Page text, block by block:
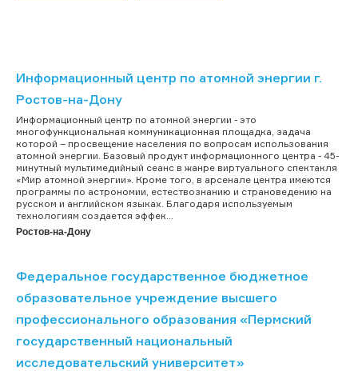
Информационный центр по атомной энергии г.
Ростов-на-Дону
Информационный центр по атомной энергии - это
многофункциональная коммуникационная площадка, задача
которой – просвещение населения по вопросам использования
атомной энергии. Базовый продукт информационного центра - 45-
минутный мультимедийный сеанс в жанре виртуального спектакля
«Мир атомной энергии». Кроме того, в арсенале центра имеются
программы по астрономии, естествознанию и страноведению на
русском и английском языках. Благодаря используемым
технологиям создается эффек...
Ростов-на-Дону
Федеральное государственное бюджетное
образовательное учреждение высшего
профессионального образования «Пермский
государственный национальный
исследовательский университет»